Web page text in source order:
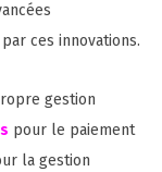
ces innovations.
gestion
pour le paiement
la gestion